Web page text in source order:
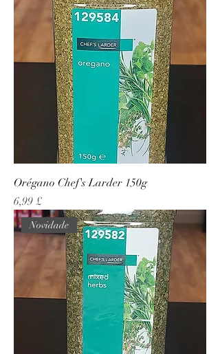
Orégano Chef's Larder 150g
Preço
6,99 £
Novidade